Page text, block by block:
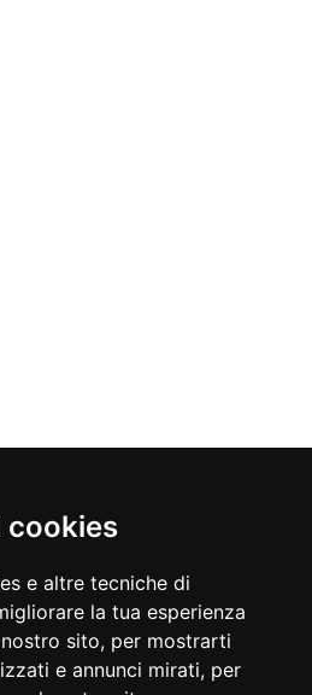
cookies
e altre tecniche di
la tua esperienza
sito, per mostrarti
e annunci mirati, per
cabarettista italiano